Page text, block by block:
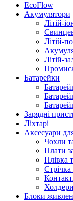
EcoFlow
Акумулятори
Літій-
Літій-
Літій-
Батарейки
Зарядні
Ліхтарі
Аксесуари
Чохли
Плати
Плівка
Блоки